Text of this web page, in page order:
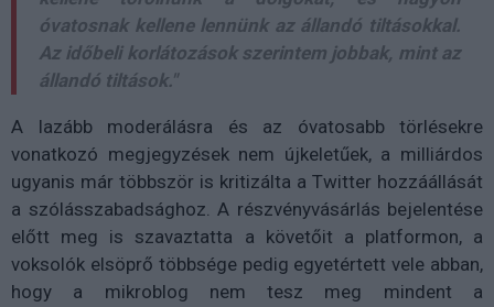
óvatosnak kellene lennünk az állandó tiltásokkal.
Az időbeli korlátozások szerintem jobbak, mint az
állandó tiltások."
A lazább moderálásra és az óvatosabb törlésekre
vonatkozó megjegyzések nem újkeletűek, a milliárdos
ugyanis már többször is kritizálta a Twitter hozzáállását
a szólásszabadsághoz. A részvényvásárlás bejelentése
előtt meg is szavaztatta a követőit a platformon, a
voksolók elsöprő többsége pedig egyetértett vele abban,
hogy a mikroblog nem tesz meg mindent a